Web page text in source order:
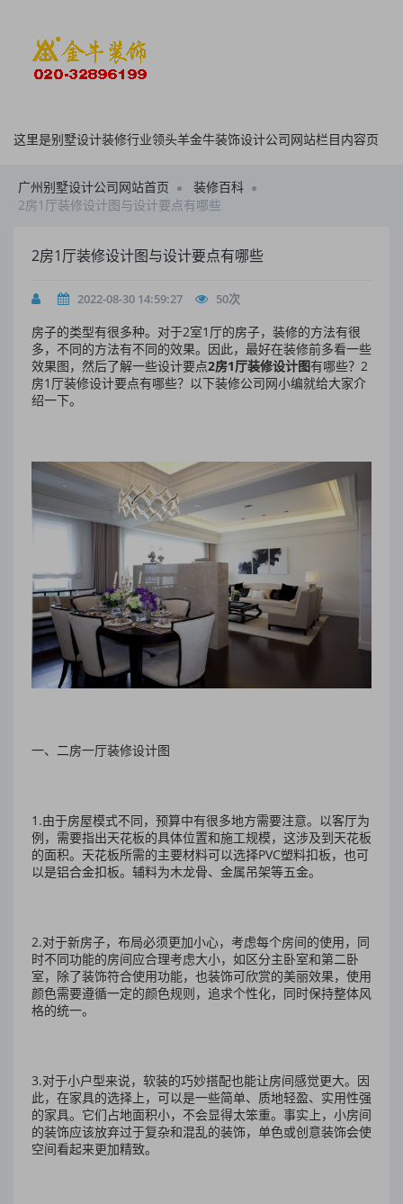
这里是别墅设计装修行业领头羊金牛装饰设计公司网站栏目内容页
广州别墅设计公司网站首页
装修百科
2房1厅装修设计图与设计要点有哪些
2房1厅装修设计图与设计要点有哪些
2022-08-30 14:59:27 50次
房子的类型有很多种。对于2室1厅的房子，装修的方法有很
多，不同的方法有不同的效果。因此，最好在装修前多看一些
效果图，然后了解一些设计要点2房1厅装修设计图有哪些？2
房1厅装修设计要点有哪些？以下装修公司网小编就给大家介
绍一下。
一、二房一厅装修设计图
1.由于房屋模式不同，预算中有很多地方需要注意。以客厅为
例，需要指出天花板的具体位置和施工规模，这涉及到天花板
的面积。天花板所需的主要材料可以选择PVC塑料扣板，也可
以是铝合金扣板。辅料为木龙骨、金属吊架等五金。
2.对于新房子，布局必须更加小心，考虑每个房间的使用，同
时不同功能的房间应合理考虑大小，如区分主卧室和第二卧
室，除了装饰符合使用功能，也装饰可欣赏的美丽效果，使用
颜色需要遵循一定的颜色规则，追求个性化，同时保持整体风
格的统一。
3.对于小户型来说，软装的巧妙搭配也能让房间感觉更大。因
此，在家具的选择上，可以是一些简单、质地轻盈、实用性强
的家具。它们占地面积小，不会显得太笨重。事实上，小房间
的装饰应该放弃过于复杂和混乱的装饰，单色或创意装饰会使
空间看起来更加精致。